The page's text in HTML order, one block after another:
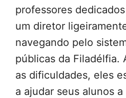
professores
um diretor
navegando pelo
públicas da Filadélfia.
as dificuldades, eles
a ajudar seus alunos